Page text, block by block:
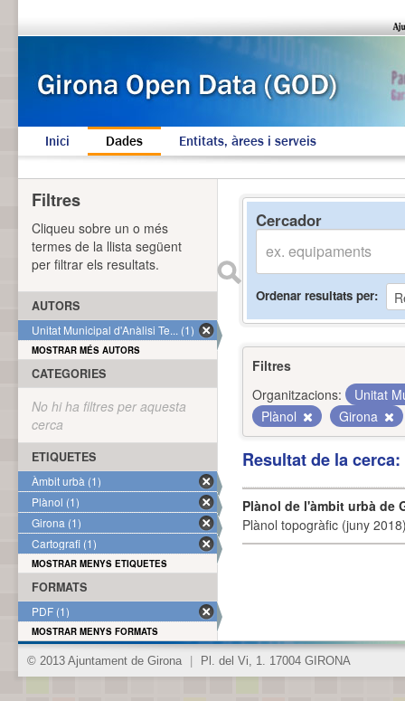
Inici Dades Entitats, àrees i serveis
Cercador
Ordenar resultats per
Filtres
Organitzacions:
Unitat
Plànol
Girona
Resultat de la
Plànol de l'àmbit urbà de
Plànol topogràfic (juny
Filtres
Cliqueu sobre un o més
termes de la llista següent
per filtrar els resultats.
AUTORS
Unitat Municipal d'Anàlisi Te... (1)
MOSTRAR MÉS AUTORS
CATEGORIES
No hi ha filtres per aquesta
cerca
ETIQUETES
Àmbit urbà (1)
Plànol (1)
Girona (1)
Cartografi (1)
MOSTRAR MENYS ETIQUETES
FORMATS
PDF (1)
MOSTRAR MENYS FORMATS
© 2013 Ajuntament de Girona Pl. del Vi, 1. 17004 GIRONA